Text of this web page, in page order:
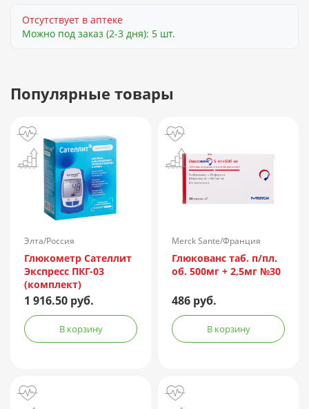
Отсутствует в аптеке
Можно под заказ (2-3 дня): 5 шт.
Популярные товары
Элта/Россия
Глюкометр Сателлит
Экспресс ПКГ-03
(комплект)
1 916.50 руб.
В корзину
Merck Sante/Франция
Глюкованс таб. п/пл.
об. 500мг + 2,5мг №30
486 руб.
В корзину